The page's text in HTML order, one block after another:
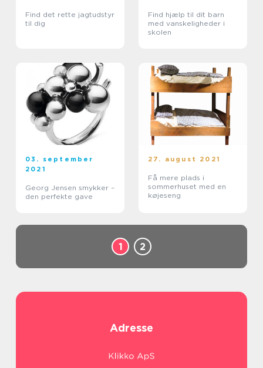
Find det rette jagtudstyr
til dig
Find hjælp til dit barn
med vanskeligheder i
skolen
03. september
2021
Georg Jensen smykker –
den perfekte gave
27. august 2021
Få mere plads i
sommerhuset med en
køjeseng
1 2
Adresse